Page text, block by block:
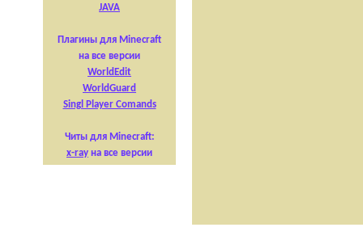
JAVA
Плагины для Minecraft
на все версии
WorldEdit
WorldGuard
Singl Player Comands
Читы для Minecraft:
x-ray на все версии